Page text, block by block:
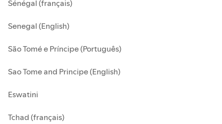
Sénégal (français)
Senegal (English)
São Tomé e Príncipe (Português)
Sao Tome and Principe (English)
Eswatini
Tchad (français)